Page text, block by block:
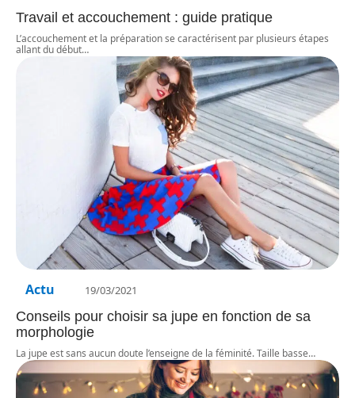
Travail et accouchement : guide pratique
L’accouchement et la préparation se caractérisent par plusieurs étapes
allant du début…
Actu 19/03/2021
Conseils pour choisir sa jupe en fonction de sa
morphologie
La jupe est sans aucun doute l’enseigne de la féminité. Taille basse…